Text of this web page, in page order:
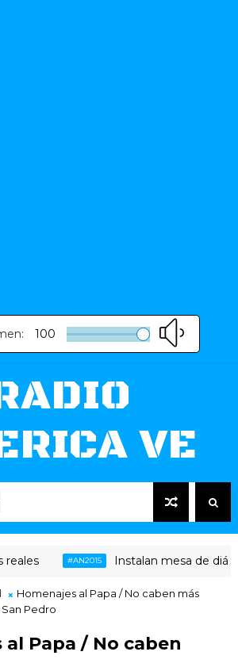
100
VE
#AN2015 Instalan mesa de
Homenajes al Papa / No caben más
Pedro
al Papa / No caben